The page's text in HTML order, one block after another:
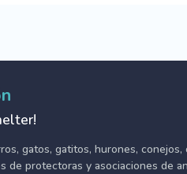
gatos, gatitos, hurones, conejos,
de protectoras y asociaciones de